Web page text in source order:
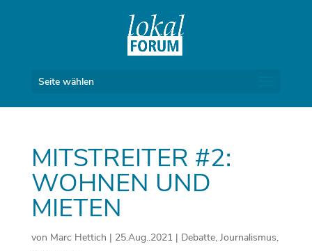
Seite wählen
MITSTREITER #2:
WOHNEN UND
MIETEN
von Marc Hettich | 25.Aug..2021| Debatte, Journalismus,